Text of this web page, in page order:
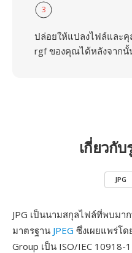
3
ปล่อยให้แปลงไฟล์และ
rgf ของคุณได้หลังจากนั้
เกี่ยวกั
JPG
JPG เป็นนามสกุลไฟล์ที่พบม
มาตรฐาน JPEG ซึ่งเผยแพร่โด
Group เป็น ISO/IEC 10918-